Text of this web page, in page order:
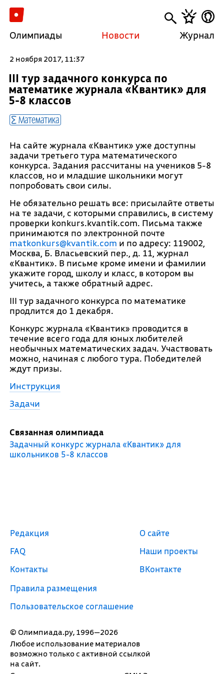
Олимпиады Новости Журнал
2 ноября 2017, 11:37
III тур задачного конкурса по
математике журнала «Квантик» для
5-8 классов
Математика
На сайте журнала «Квантик» уже доступны
задачи третьего тура математического
конкурса. Задания рассчитаны на учеников 5-8
классов, но и младшие школьники могут
попробовать свои силы.
Не обязательно решать все: присылайте ответы
на те задачи, с которыми справились, в систему
проверки konkurs.kvantik.com. Письма также
принимаются по электронной почте
matkonkurs@kvantik.com и по адресу: 119002,
Москва, Б. Власьевский пер., д. 11, журнал
«Квантик». В письме кроме имени и фамилии
укажите город, школу и класс, в котором вы
учитесь, а также обратный адрес.
III тур задачного конкурса по математике
продлится до 1 декабря.
Конкурс журнала «Квантик» проводится в
течение всего года для юных любителей
необычных математических задач. Участвовать
можно, начиная с любого тура. Победителей
ждут призы.
Инструкция
Задачи
Связанная олимпиада
Задачный конкурс журнала «Квантик» для
школьников 5-8 классов
© Олимпиада.ру, 1996—2026
Любое использование материалов
возможно только с активной ссылкой
на сайт.
Редакция
FAQ
Контакты
Правила размещения
Пользовательское соглашение
О сайте
Наши проекты
ВКонтакте